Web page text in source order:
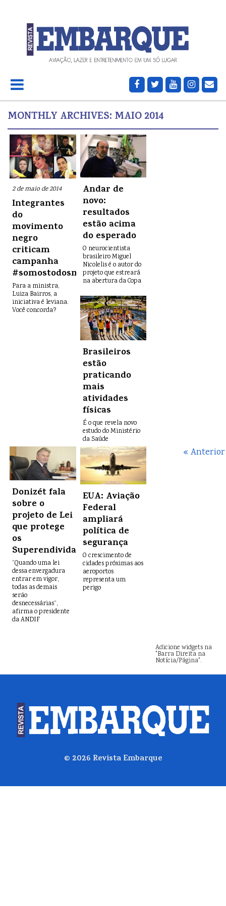
MONTHLY ARCHIVES: MAIO 2014
2 de maio de 2014
Integrantes
do
movimento
negro
criticam
campanha
#somostodosmacacos
Para a ministra,
Luiza Bairros, a
iniciativa é leviana.
Você concorda?
Andar de
novo:
resultados
estão acima
do esperado
O neurocientista
brasileiro Miguel
Nicolelis é o autor do
projeto que estreará
na abertura da Copa
Brasileiros
estão
praticando
mais
atividades
físicas
É o que revela novo
estudo do Ministério
da Saúde
Donizét fala
sobre o
projeto de Lei
que protege
os
Superendividados
“Quando uma lei
dessa envergadura
entrar em vigor,
todas as demais
serão
desnecessárias”,
afirma o presidente
da ANDIF
EUA: Aviação
Federal
ampliará
política de
segurança
O crescimento de
cidades próximas aos
aeroportos
representa um
perigo
« Anterior
Adicione widgets na
"Barra Direita na
Notícia/Página".
© 2026 Revista Embarque